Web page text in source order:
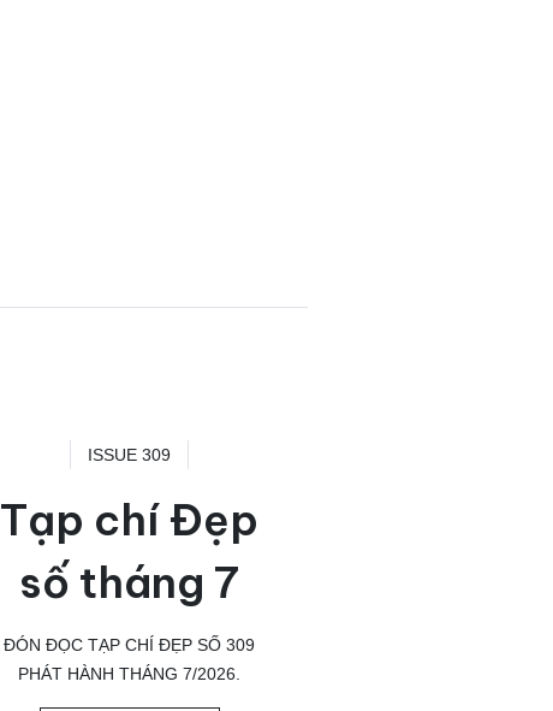
ISSUE 309
Tạp chí Đẹp
số tháng 7
ĐÓN ĐỌC TẠP CHÍ ĐẸP SỐ 309
PHÁT HÀNH THÁNG 7/2026.